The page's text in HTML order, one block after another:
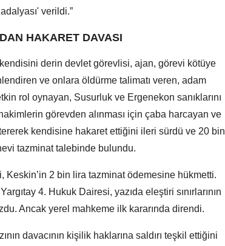
verildi.”
HAKARET DAVASI
derin devlet görevlisi, ajan, görevi kötüye
ve onlara öldürme talimatı veren, adam
rol oynayan, Susurluk ve Ergenekon sanıklarını
görevden alınması için çaba harcayan ve
kendisine hakaret ettiğini ileri sürdü ve 20 bin
tazminat talebinde bulundu.
Keskin’in 2 bin lira tazminat ödemesine hükmetti.
4. Hukuk Dairesi, yazıda eleştiri sınırlarının
Ancak yerel mahkeme ilk kararında direndi.
davacının kişilik haklarına saldırı teşkil ettiğini